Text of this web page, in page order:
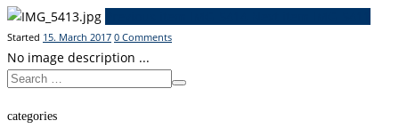
Started 15. March 2017 0 Comments
No image description ...
categories